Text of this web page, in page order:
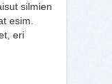
silmien
esim.
eri